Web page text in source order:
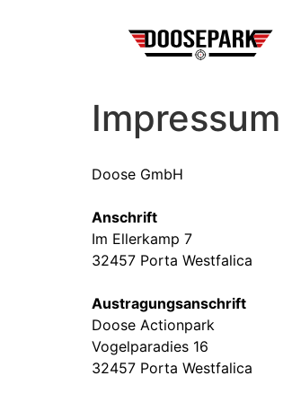
Impressum
Doose GmbH
Anschrift
Im Ellerkamp 7
32457 Porta Westfalica
Austragungsanschrift
Doose Actionpark
Vogelparadies 16
32457 Porta Westfalica